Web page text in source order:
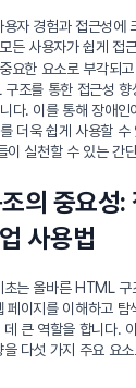
자 경험과 접근성에
든 사용자가 쉽게 접
요한 요소로 부각되
조를 통한 접근성
다. 이를 통해 장애인
더욱 쉽게 사용할 수
이 실천할 수 있는 간
의 중요성:
사용법
초는 올바른 HTML 구
페이지를 이해하고 탐
데 큰 역할을 합니다.
다섯 가지 주요 요